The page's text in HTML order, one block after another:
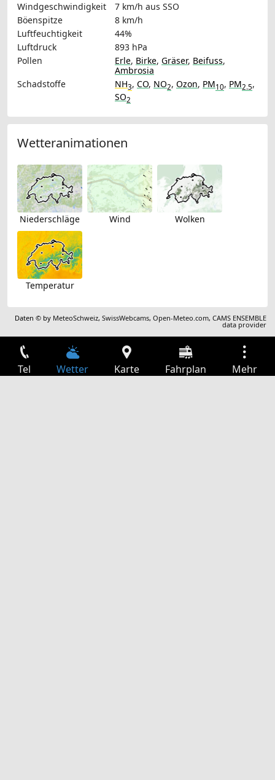
Windgeschwindigkeit
7 km/h aus SSO
Böenspitze
8 km/h
Luftfeuchtigkeit
44%
Luftdruck
893 hPa
Pollen
Erle, Birke, Gräser, Beifuss,
Ambrosia
Schadstoffe
NH3, CO, NO2, Ozon, PM10, PM2.5,
SO2
Wetteranimationen
Niederschläge Wind Wolken
Temperatur
Daten © by MeteoSchweiz,SwissWebcams,Open-Meteo.com,CAMS ENSEMBLE
data provider
Tel Wetter Karte Fahrplan Mehr